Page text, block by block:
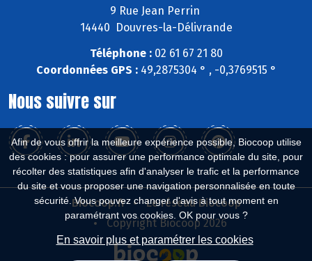
Afin de vous offrir la meilleure expérience possible, Biocoop utilise
des cookies : pour assurer une performance optimale du site, pour
récolter des statistiques afin d'analyser le trafic et la performance
du site et vous proposer une navigation personnalisée en toute
sécurité. Vous pouvez changer d'avis à tout moment en
paramétrant vos cookies. OK pour vous ?
En savoir plus et paramétrer les cookies
9 Rue Jean Perrin
14440 Douvres-la-Délivrande
Téléphone :02 61 67 21 80
Coordonnées GPS :49,2875304 ° , -0,3769515 °
Nous suivre sur
Biocoop.fr
Le réseau Biocoop
Copyright Biocoop 2026